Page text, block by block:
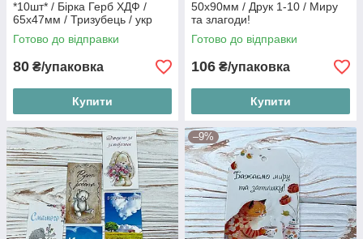
*10шт* / Бірка Герб ХДФ /
65х47мм / Тризубець / укр
Готово до відправки
80 ₴/упаковка
Купити
50х90мм / Друк 1-10 / Миру
та злагоди!
Готово до відправки
106 ₴/упаковка
Купити
–9%